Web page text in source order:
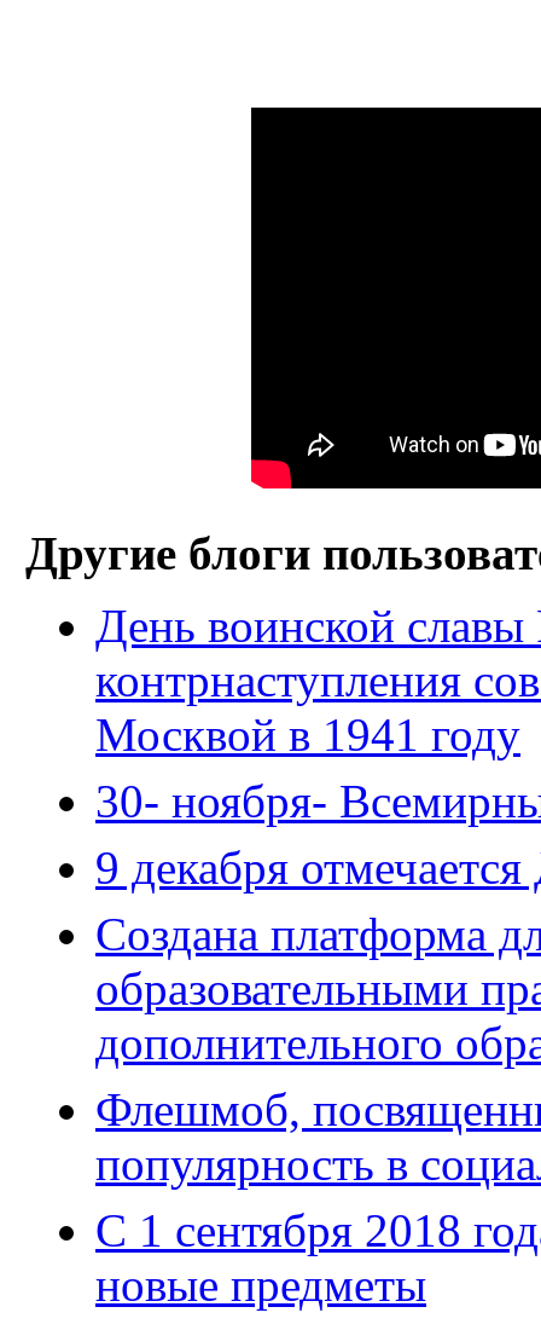
Другие блоги
День воинской
контрнаступления
Москвой в 1941 году
30- ноября-
9 декабря
Создана платформа
образовательными
дополнительного
Флешмоб,
популярность в
С 1 сентября 2018
новые предметы